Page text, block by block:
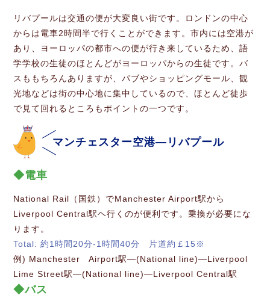
リバプールは交通の便が大変良い街です。ロンドンの中心
からは電車2時間半で行くことができます。市内には空港が
あり、ヨーロッパの都市への便が行き来しているため、語
学学校の生徒のほとんどがヨーロッパからの生徒です。バ
スももちろんありますが、パブやショッピングモール、観
光地などは街の中心地に集中しているので、ほとんど徒歩
で見て回れるところもポイントの一つです。
マンチェスター空港―リバプール
電車
National Rail（国鉄）でManchester Airport駅から
Liverpool Central駅ヘ行くのが便利です。乗換が必要にな
ります。
Total: 約1時間20分-1時間40分 片道約￡15※
例) Manchester Airport駅―(National line)―Liverpool
Lime Street駅―(National line)―Liverpool Central駅
バス